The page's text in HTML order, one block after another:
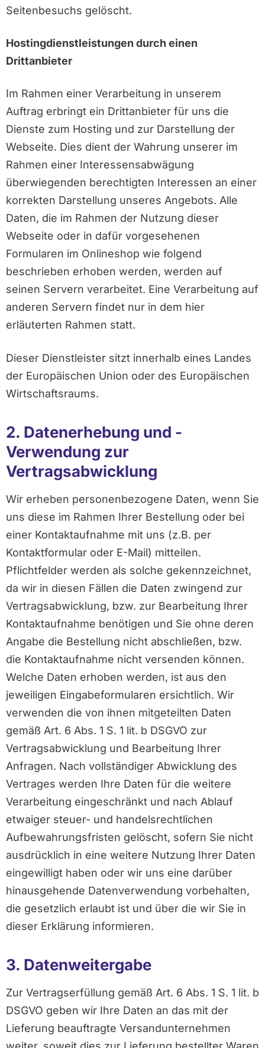
Seitenbesuchs gelöscht.
Hostingdienstleistungen durch einen
Drittanbieter
Im Rahmen einer Verarbeitung in unserem
Auftrag erbringt ein Drittanbieter für uns die
Dienste zum Hosting und zur Darstellung der
Webseite. Dies dient der Wahrung unserer im
Rahmen einer Interessensabwägung
überwiegenden berechtigten Interessen an einer
korrekten Darstellung unseres Angebots. Alle
Daten, die im Rahmen der Nutzung dieser
Webseite oder in dafür vorgesehenen
Formularen im Onlineshop wie folgend
beschrieben erhoben werden, werden auf
seinen Servern verarbeitet. Eine Verarbeitung auf
anderen Servern findet nur in dem hier
erläuterten Rahmen statt.
Dieser Dienstleister sitzt innerhalb eines Landes
der Europäischen Union oder des Europäischen
Wirtschaftsraums.
2. Datenerhebung und -
Verwendung zur
Vertragsabwicklung
Wir erheben personenbezogene Daten, wenn Sie
uns diese im Rahmen Ihrer Bestellung oder bei
einer Kontaktaufnahme mit uns (z.B. per
Kontaktformular oder E-Mail) mitteilen.
Pflichtfelder werden als solche gekennzeichnet,
da wir in diesen Fällen die Daten zwingend zur
Vertragsabwicklung, bzw. zur Bearbeitung Ihrer
Kontaktaufnahme benötigen und Sie ohne deren
Angabe die Bestellung nicht abschließen, bzw.
die Kontaktaufnahme nicht versenden können.
Welche Daten erhoben werden, ist aus den
jeweiligen Eingabeformularen ersichtlich. Wir
verwenden die von ihnen mitgeteilten Daten
gemäß Art. 6 Abs. 1 S. 1 lit. b DSGVO zur
Vertragsabwicklung und Bearbeitung Ihrer
Anfragen. Nach vollständiger Abwicklung des
Vertrages werden Ihre Daten für die weitere
Verarbeitung eingeschränkt und nach Ablauf
etwaiger steuer- und handelsrechtlichen
Aufbewahrungsfristen gelöscht, sofern Sie nicht
ausdrücklich in eine weitere Nutzung Ihrer Daten
eingewilligt haben oder wir uns eine darüber
hinausgehende Datenverwendung vorbehalten,
die gesetzlich erlaubt ist und über die wir Sie in
dieser Erklärung informieren.
3. Datenweitergabe
Zur Vertragserfüllung gemäß Art. 6 Abs. 1 S. 1 lit. b
DSGVO geben wir Ihre Daten an das mit der
Lieferung beauftragte Versandunternehmen